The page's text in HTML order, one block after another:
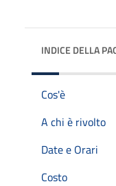
INDICE DELLA
Cos'è
A chi è rivolto
Date e Orari
Costo